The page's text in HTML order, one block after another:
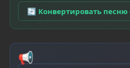
🔄 Конвертировать
📢